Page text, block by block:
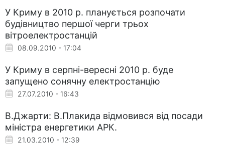
У Криму в 2010 р. планується розпочати
будівництво першої черги трьох
вітроелектростанцій
08.09.2010 - 17:04
У Криму в серпні-вересні 2010 р. буде
запущено сонячну електростанцію
27.07.2010 - 16:43
В.Джарти: В.Плакида відмовився від посади
міністра енергетики АРК.
21.03.2010 - 12:39